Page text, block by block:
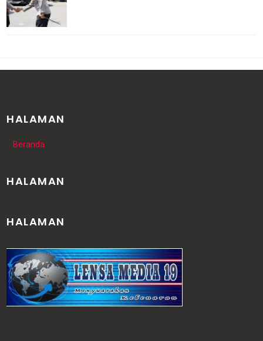
HALAMAN
Beranda
HALAMAN
HALAMAN